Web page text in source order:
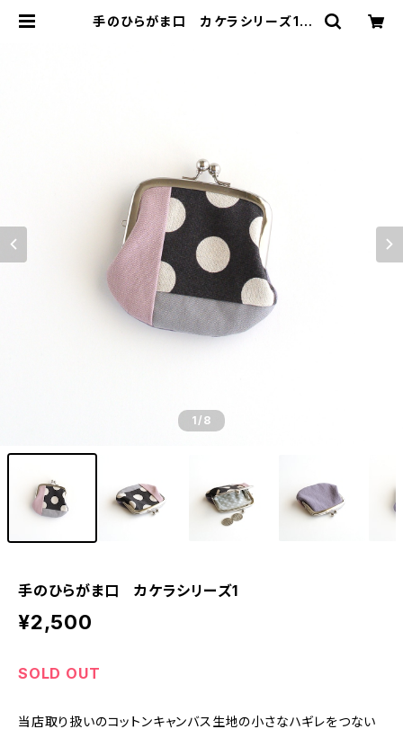
手のひらがま口 カケラシリーズ1 |
1/8
手のひらがま口 カケラシリーズ1
¥2,500
SOLD OUT
当店取り扱いのコットンキャンバス生地の小さなハギレをつない